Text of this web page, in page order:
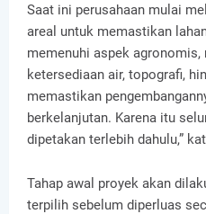
Saat ini perusahaan mulai
areal untuk memastikan
memenuhi aspek
ketersediaan air, topografi,
memastikan
berkelanjutan. Karena itu
dipetakan terlebih dahulu,”
Tahap awal proyek akan
terpilih sebelum diperluas